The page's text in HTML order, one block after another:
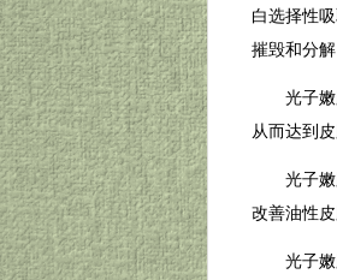
白选择性
摧毁和分
光子嫩肤
从而达到
光子嫩肤
改善油性皮
光子嫩肤